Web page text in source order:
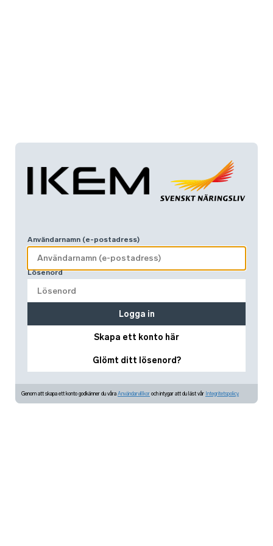
Användarnamn (e-postadress)
Lösenord
Skapa ett konto här
Glömt ditt lösenord?
Logga in
Genom att skapa ett konto godkänner du våra Användarvillkor och intygar att du läst vår Integritetspolicy.